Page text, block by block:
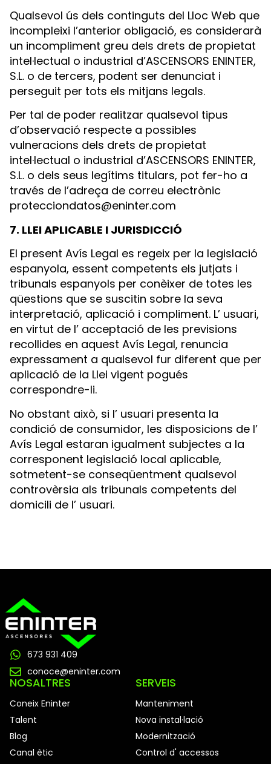
Qualsevol ús dels continguts del Lloc Web que
incompleixi l’anterior obligació, es considerarà
un incompliment greu dels drets de propietat
intel·lectual o industrial d’ASCENSORS ENINTER,
S.L. o de tercers, podent ser denunciat i
perseguit per tots els mitjans legals.
Per tal de poder realitzar qualsevol tipus
d’observació respecte a possibles
vulneracions dels drets de propietat
intel·lectual o industrial d’ASCENSORS ENINTER,
S.L. o dels seus legítims titulars, pot fer-ho a
través de l’adreça de correu electrònic
protecciondatos@eninter.com
7. LLEI APLICABLE I JURISDICCIÓ
El present Avís Legal es regeix per la legislació
espanyola, essent competents els jutjats i
tribunals espanyols per conèixer de totes les
qüestions que se suscitin sobre la seva
interpretació, aplicació i compliment. L’ usuari,
en virtut de l’ acceptació de les previsions
recollides en aquest Avís Legal, renuncia
expressament a qualsevol fur diferent que per
aplicació de la Llei vigent pogués
correspondre-li.
No obstant això, si l’ usuari presenta la
condició de consumidor, les disposicions de l’
Avís Legal estaran igualment subjectes a la
corresponent legislació local aplicable,
sotmetent-se conseqüentment qualsevol
controvèrsia als tribunals competents del
domicili de l’ usuari.
673 931 409
conoce@eninter.com
NOSALTRES
Coneix Eninter
Talent
Blog
Canal ètic
SERVEIS
Manteniment
Nova instal·lació
Modernització
Control d' accessos